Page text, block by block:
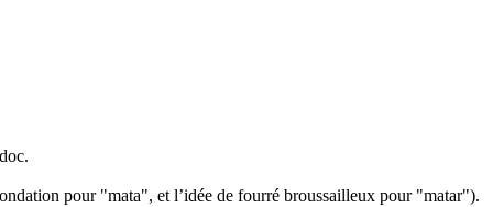
pour "mata", et l’idée de fourré broussailleux pour "matar").